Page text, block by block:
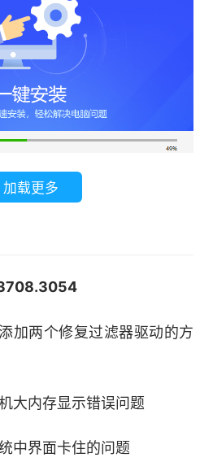
，你也可以通过驱动精灵的
驱动程序还原。
能
快速去除残留在系统的无
，用该软件卸载软件，可以
，方便好用。
下载
买的机子，不知道网卡型
不能联网怎么办?驱动精灵
使用手机或平板扫描二维码
加载更多
两个修复过滤器驱动的方
内存显示错误问题
界面卡住的问题